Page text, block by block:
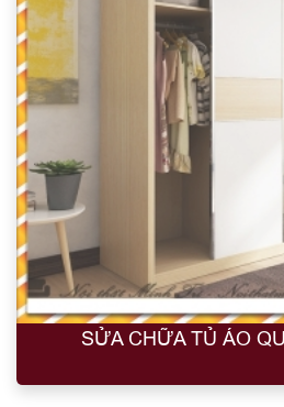
SỬA CHỮA TỦ ÁO